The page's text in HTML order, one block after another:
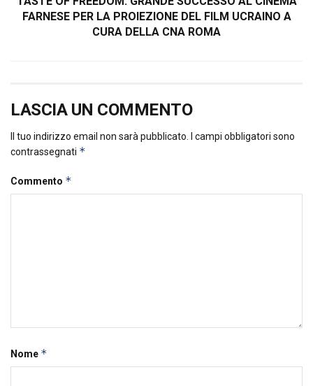
FARNESE PER LA PROIEZIONE DEL FILM UCRAINO A
CURA DELLA CNA ROMA
LASCIA UN COMMENTO
Il tuo indirizzo email non sarà pubblicato.
I campi obbligatori sono
contrassegnati *
Commento *
Nome *